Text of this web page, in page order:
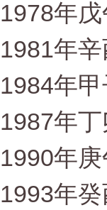
1978年
1981年
1984年
1987年
1990年
1993年